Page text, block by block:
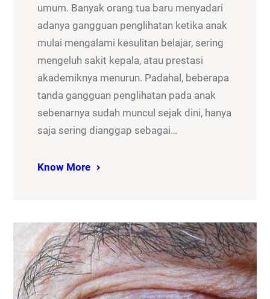
umum. Banyak orang tua baru menyadari
adanya gangguan penglihatan ketika anak
mulai mengalami kesulitan belajar, sering
mengeluh sakit kepala, atau prestasi
akademiknya menurun. Padahal, beberapa
tanda gangguan penglihatan pada anak
sebenarnya sudah muncul sejak dini, hanya
saja sering dianggap sebagai…
Know More